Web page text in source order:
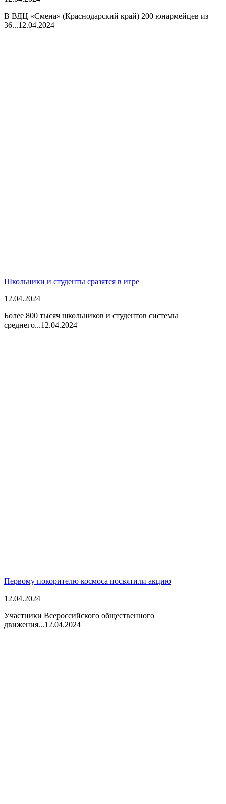
В ВДЦ «Смена» (Краснодарский край) 200 юнармейцев из
36...12.04.2024
Школьники и студенты сразятся в игре
12.04.2024
Более 800 тысяч школьников и студентов системы
среднего...12.04.2024
Первому покорителю космоса посвятили акцию
12.04.2024
Участники Всероссийского общественного
движения...12.04.2024